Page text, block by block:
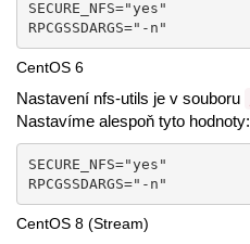
SECURE_NFS="yes"
RPCGSSDARGS="-n"
CentOS 6
Nastavení nfs-utils je v souboru
Nastavíme alespoň tyto hodnoty:
SECURE_NFS="yes"
RPCGSSDARGS="-n"
CentOS 8 (Stream)